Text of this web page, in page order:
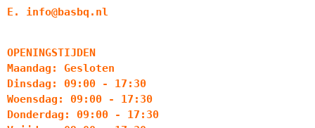
E. info@basbq.nl
OPENINGSTIJDEN
Maandag: Gesloten
Dinsdag: 09:00 - 17:30
Woensdag: 09:00 - 17:30
Donderdag: 09:00 - 17:30